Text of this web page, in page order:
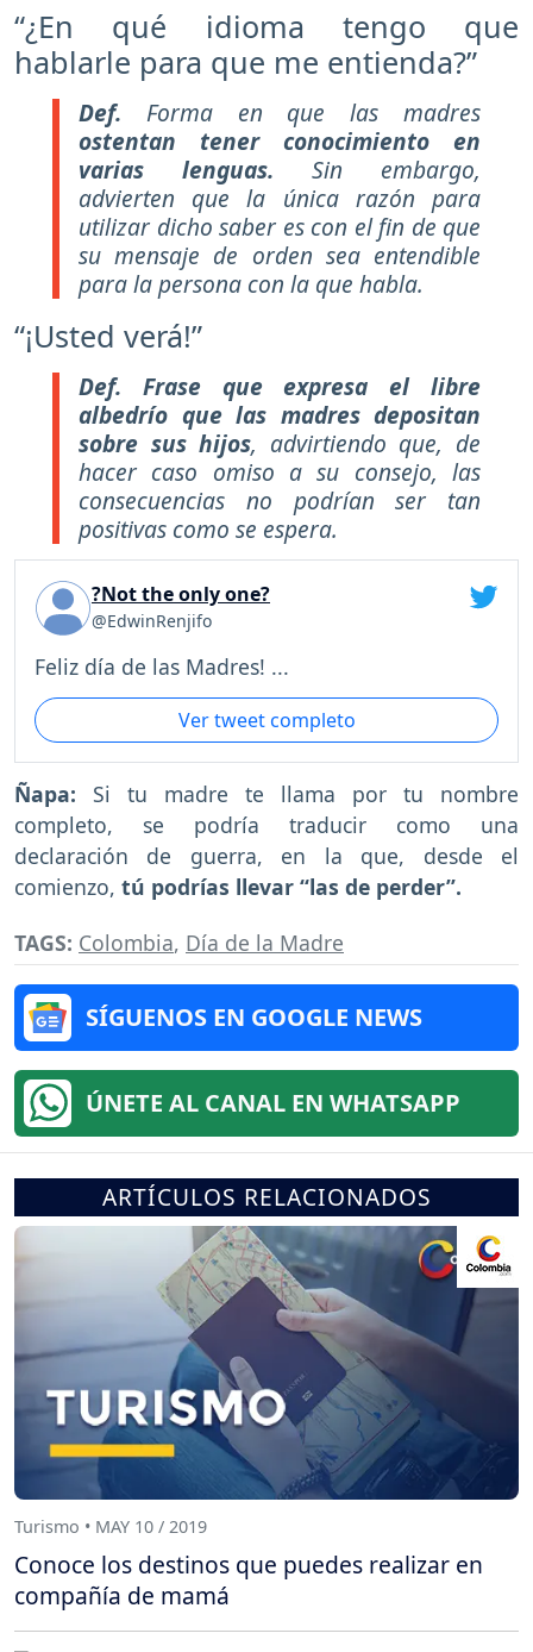
“¿En qué idioma tengo que
hablarle para que me entienda?”
Def. Forma en que las madres
ostentan tener conocimiento en
varias lenguas. Sin embargo,
advierten que la única razón para
utilizar dicho saber es con el fin de que
su mensaje de orden sea entendible
para la persona con la que habla.
“¡Usted verá!”
Def. Frase que expresa el libre
albedrío que las madres depositan
sobre sus hijos, advirtiendo que, de
hacer caso omiso a su consejo, las
consecuencias no podrían ser tan
positivas como se espera.
?Not the only one?
@EdwinRenjifo
Feliz día de las Madres! ...
Ver tweet completo
Ñapa: Si tu madre te llama por tu nombre
completo, se podría traducir como una
declaración de guerra, en la que, desde el
comienzo, tú podrías llevar “las de perder”.
TAGS: Colombia, Día de la Madre
SÍGUENOS EN GOOGLE NEWS
ÚNETE AL CANAL EN WHATSAPP
ARTÍCULOS RELACIONADOS
Turismo • MAY 10 / 2019
Conoce los destinos que puedes realizar en
compañía de mamá